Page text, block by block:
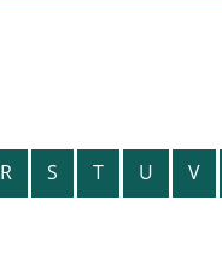
R S T U V